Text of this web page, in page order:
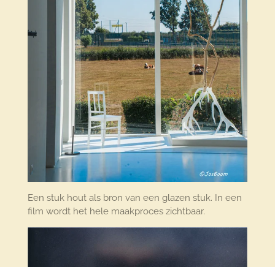
Een stuk hout als bron van een glazen stuk. In een
film wordt het hele maakproces zichtbaar.